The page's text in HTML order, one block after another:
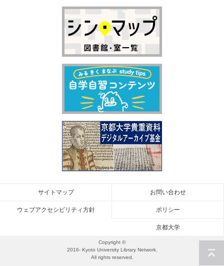
お問い合わせ
サイトマップ
ポリシー
ウェブアクセシビリティ方針
京都大学
Copyright ©
2016- Kyoto University Library Network.
All rights reserved.